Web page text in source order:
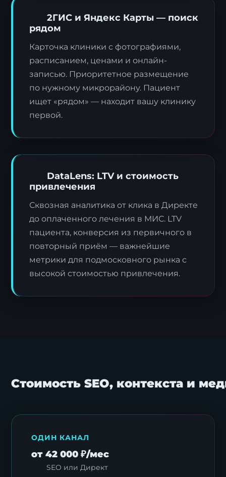
2ГИС и Яндекс Карты — поиск
рядом
Карточка клиники с фотографиями,
расписанием, ценами и онлайн-
записью. Приоритетное размещение
по нужному микрорайону. Пациент
ищет «рядом» — находит вашу клинику
первой.
DataLens: LTV и стоимость
привлечения
Сквозная аналитика от клика в Директе
до оплаченного лечения в МИС. LTV
пациента, конверсия из первичного в
повторный приём — важнейшие
метрики для подмосковного рынка с
высокой стоимостью привлечения.
Стоимость SEO, контекста и
ОДИН КАНАЛ
от 42 000 ₽/мес
SEO или Директ